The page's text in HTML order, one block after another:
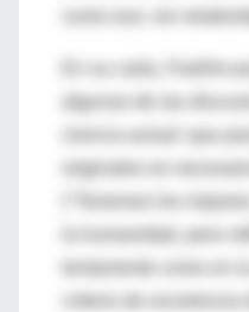
En su carta, Foellmi
algunas de las
originales es
("Tenemos los
lentamente como en
criterio de excelencia